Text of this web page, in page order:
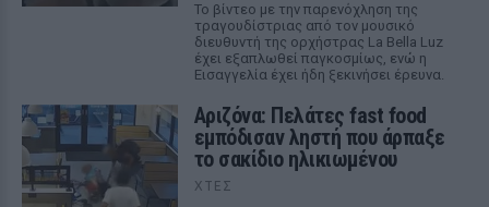
Το βίντεο με την παρενόχληση της
τραγουδίστριας από τον μουσικό
διευθυντή της ορχήστρας La Bella Luz
έχει εξαπλωθεί παγκοσμίως, ενώ η
Εισαγγελία έχει ήδη ξεκινήσει έρευνα.
Αριζόνα: Πελάτες fast food
εμπόδισαν ληστή που άρπαξε
το σακίδιο ηλικιωμένου
ΧΤΕΣ